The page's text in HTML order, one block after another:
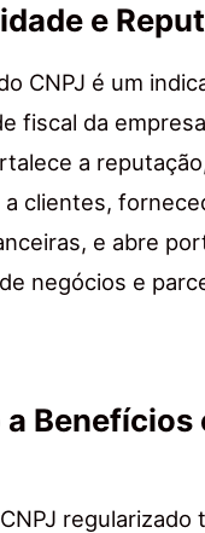
e
CNPJ é um
fiscal da
a
clientes,
e abre
negócios e
a Benefícios
regularizado